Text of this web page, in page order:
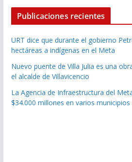
Publicaciones recientes
URT dice que durante el gobierno
hectáreas a indígenas en el Meta
Nuevo puente de Villa Julia es una
el alcalde de Villavicencio
La Agencia de Infraestructura del
$34.000 millones en varios municipios